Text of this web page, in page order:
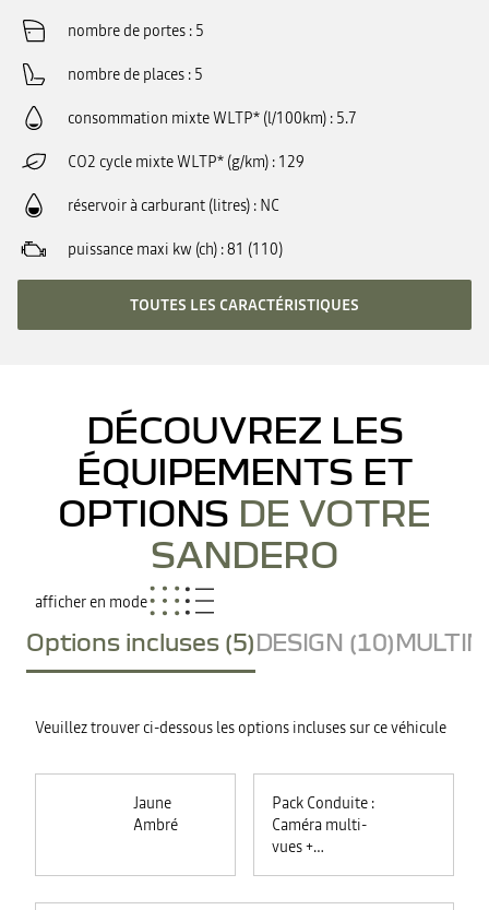
nombre de portes 5
nombre de places 5
consommation mixte WLTP* (l/100km) 5.7
CO2 cycle mixte WLTP* (g/km) 129
réservoir à carburant (litres) NC
puissance maxi kw (ch) 81 (110)
TOUTES LES CARACTÉRISTIQUES
DÉCOUVREZ LES
ÉQUIPEMENTS ET
OPTIONS DE VOTRE
SANDERO
afficher en mode
Options incluses (5)DESIGN (10)
Veuillez trouver ci-dessous les options incluses sur ce véhicule
Jaune
Ambré
Pack Conduite :
Caméra multi-
vues +